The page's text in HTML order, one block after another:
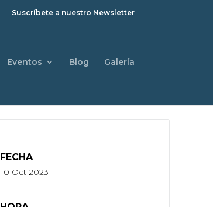
Suscríbete a nuestro Newsletter
Eventos Blog Galería
FECHA
10 Oct 2023